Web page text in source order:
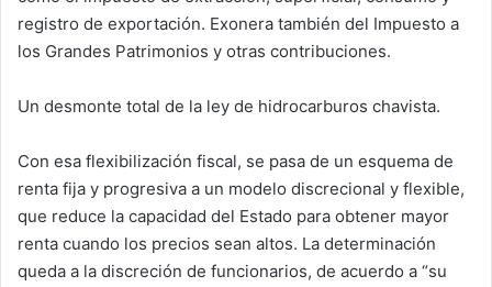
registro de exportación. Exonera también del Impuesto a
los Grandes Patrimonios y otras contribuciones.
Un desmonte total de la ley de hidrocarburos chavista.
Con esa flexibilización fiscal, se pasa de un esquema de
renta fija y progresiva a un modelo discrecional y flexible,
que reduce la capacidad del Estado para obtener mayor
renta cuando los precios sean altos. La determinación
queda a la discreción de funcionarios, de acuerdo a “su